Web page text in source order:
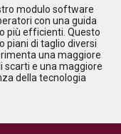
modulo software
con una guida
più efficienti. Questo
piani di taglio diversi
una maggiore
scarti e una maggiore
della tecnologia